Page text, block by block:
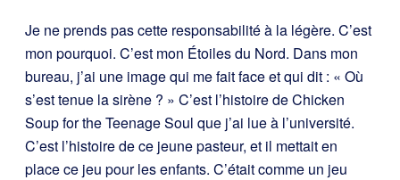
Je ne prends pas cette responsabilité à la légère. C’est
mon pourquoi. C’est mon Étoiles du Nord. Dans mon
bureau, j’ai une image qui me fait face et qui dit : « Où
s’est tenue la sirène ? » C’est l’histoire de Chicken
Soup for the Teenage Soul que j’ai lue à l’université.
C’est l’histoire de ce jeune pasteur, et il mettait en
place ce jeu pour les enfants. C’était comme un jeu